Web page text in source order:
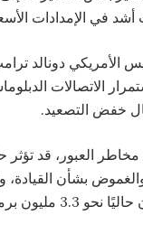
في الإمدادات الأسعار إلى
الأمريكي دونالد
الاتصالات
خفض التصعيد.
مخاطر العبور، قد
والغموض بشأن
مليون برميل يوميًا.